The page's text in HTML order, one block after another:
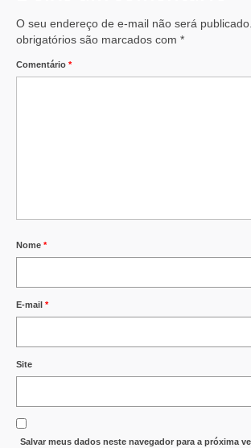
O seu endereço de e-mail não será publicado.
obrigatórios são marcados com *
Comentário *
Nome *
E-mail *
Site
Salvar meus dados neste navegador para a próxima